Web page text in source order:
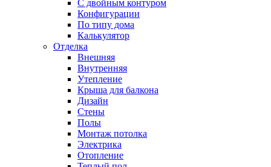
С двойным контуром
Конфигурации
По типу дома
Калькулятор
Отделка
Внешняя
Внутренняя
Утепление
Крыша для балкона
Дизайн
Стены
Полы
Монтаж потолка
Электрика
Отопление